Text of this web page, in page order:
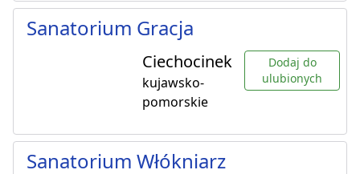
Sanatorium Gracja
Ciechocinek
kujawsko-
pomorskie
Dodaj do
ulubionych
Sanatorium Włókniarz